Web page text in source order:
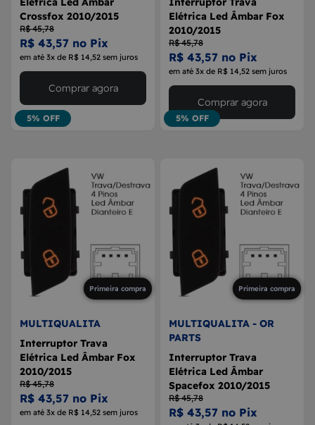
Crossfox 2010/2015
R$ 45,78
R$ 43,57 no Pix
em até 3x de R$ 14,52 sem juros
5% OFF
Comprar agora
Elétrica Led Âmbar Fox
2010/2015
R$ 45,78
R$ 43,57 no Pix
em até 3x de R$ 14,52 sem juros
5% OFF
Comprar agora
Primeira compra
MULTIQUALITA
Interruptor Trava
Elétrica Led Âmbar Fox
2010/2015
R$ 45,78
R$ 43,57 no Pix
em até 3x de R$ 14,52 sem juros
Primeira compra
MULTIQUALITA - OR
PARTS
Interruptor Trava
Elétrica Led Âmbar
Spacefox 2010/2015
R$ 45,78
R$ 43,57 no Pix